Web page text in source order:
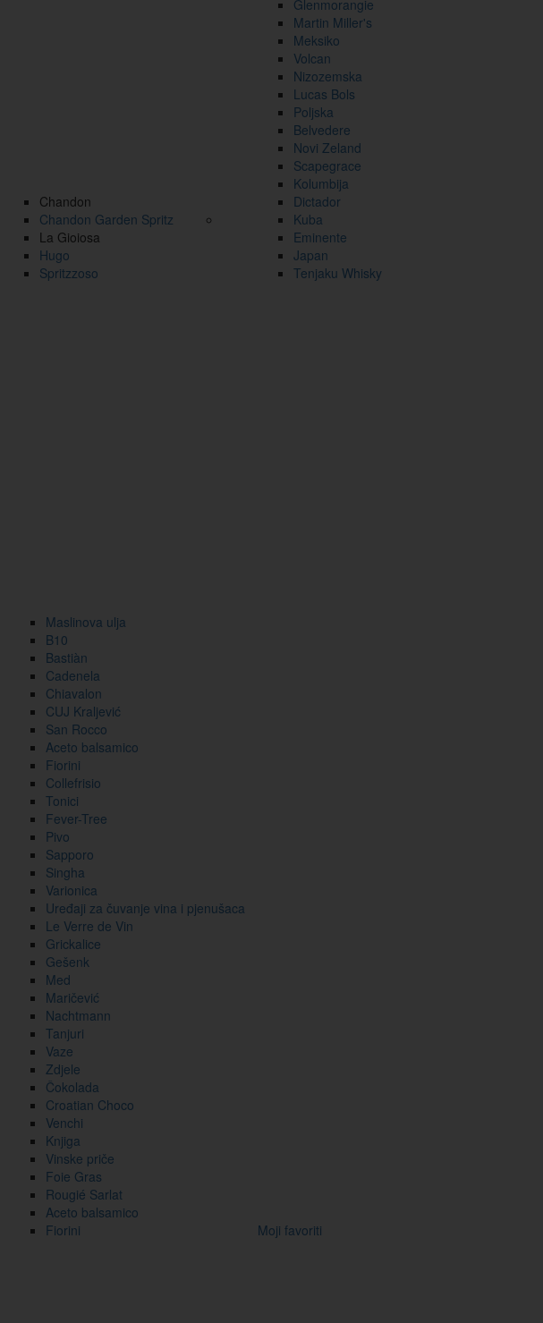
Chandon
Chandon Garden Spritz
La Gioiosa
Hugo
Spritzzoso
Glenmorangie
Martin Miller's
Meksiko
Volcan
Nizozemska
Lucas Bols
Poljska
Belvedere
Novi Zeland
Scapegrace
Kolumbija
Dictador
Kuba
Eminente
Japan
Tenjaku Whisky
Maslinova ulja
B10
Bastiàn
Cadenela
Chiavalon
CUJ Kraljević
San Rocco
Aceto balsamico
Fiorini
Collefrisio
Tonici
Fever-Tree
Pivo
Sapporo
Singha
Varionica
Uređaji za čuvanje vina i pjenušaca
Le Verre de Vin
Grickalice
Gešenk
Med
Maričević
Nachtmann
Tanjuri
Vaze
Zdjele
Čokolada
Croatian Choco
Venchi
Knjiga
Vinske priče
Foie Gras
Rougié Sarlat
Aceto balsamico
Fiorini
Moji favoriti